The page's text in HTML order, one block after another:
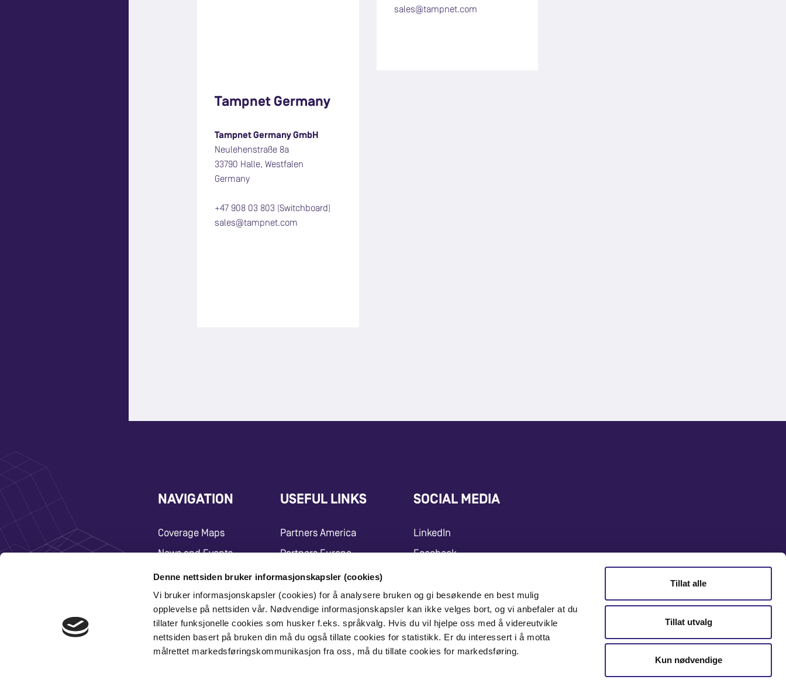
Denne nettsiden bruker informasjonskapsler (cookies)
Vi bruker informasjonskapsler (cookies) for å analysere bruken og gi besøkende en best mulig
opplevelse på nettsiden vår. Nødvendige informasjonskapsler kan ikke velges bort, og vi anbefaler at du
tillater funksjonelle cookies som husker f.eks. språkvalg. Hvis du vil hjelpe oss med å videreutvikle
nettsiden basert på bruken din må du også tillate cookies for statistikk. Er du interessert i å motta
målrettet markedsføringskommunikasjon fra oss, må du tillate cookies for markedsføring.
Tillat alle
Tillat utvalg
Kun nødvendige
Tampnet Germany
Tampnet Germany GmbH
Neulehenstraße 8a
33790 Halle, Westfalen
Germany
+47 908 03 803 (Switchboard)
sales@tampnet.com
sales@tampnet.com
NAVIGATION
Coverage Maps
News and Events
Carrier
About
Contact
USEFUL LINKS
Partners America
Partners Europe
Press Release
Marketing Center
SOCIAL MEDIA
LinkedIn
Facebook
Youtube
X